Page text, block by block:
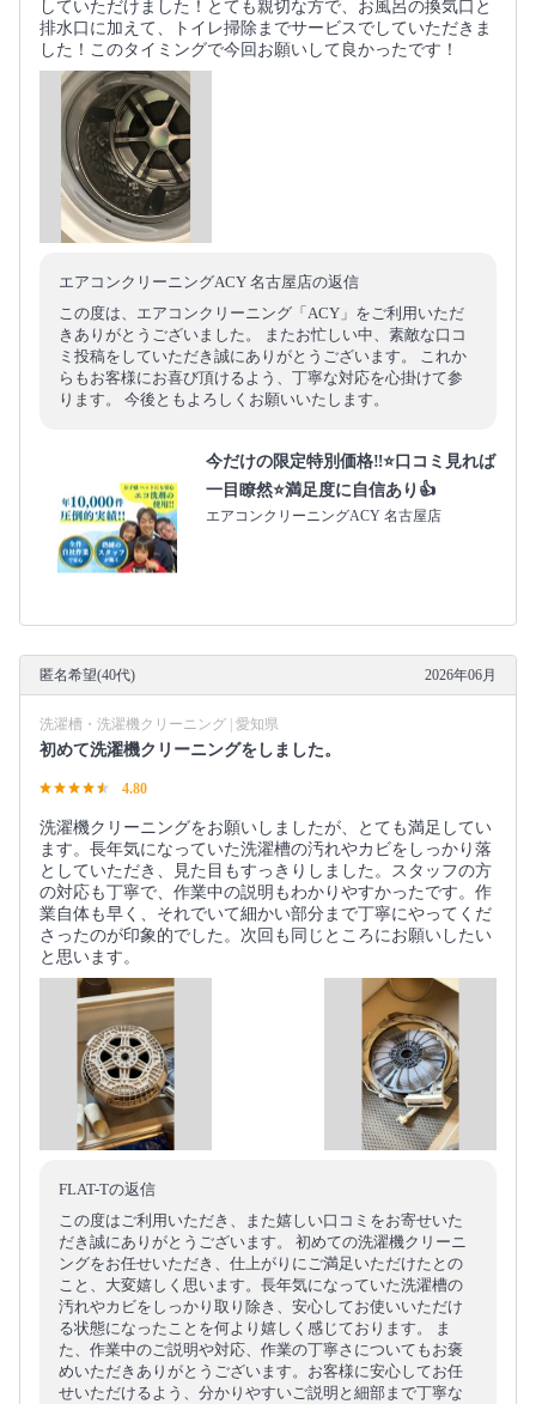
していただけました！とても親切な方で、お風呂の換気口と
排水口に加えて、トイレ掃除までサービスでしていただきま
した！このタイミングで今回お願いして良かったです！
エアコンクリーニングACY 名古屋店の返信
この度は、エアコンクリーニング「ACY」をご利用いただ
きありがとうございました。 またお忙しい中、素敵な口コ
ミ投稿をしていただき誠にありがとうございます。 これか
らもお客様にお喜び頂けるよう、丁寧な対応を心掛けて参
ります。 今後ともよろしくお願いいたします。
今だけの限定特別価格‼️⭐口コミ見れば
一目瞭然⭐満足度に自信あり👍
エアコンクリーニングACY 名古屋店
匿名希望(40代) 2026年06月
洗濯槽・洗濯機クリーニング | 愛知県
初めて洗濯機クリーニングをしました。
4.80
洗濯機クリーニングをお願いしましたが、とても満足してい
ます。長年気になっていた洗濯槽の汚れやカビをしっかり落
としていただき、見た目もすっきりしました。スタッフの方
の対応も丁寧で、作業中の説明もわかりやすかったです。作
業自体も早く、それでいて細かい部分まで丁寧にやってくだ
さったのが印象的でした。次回も同じところにお願いしたい
と思います。
FLAT-Tの返信
この度はご利用いただき、また嬉しい口コミをお寄せいた
だき誠にありがとうございます。 初めての洗濯機クリーニ
ングをお任せいただき、仕上がりにご満足いただけたとの
こと、大変嬉しく思います。長年気になっていた洗濯槽の
汚れやカビをしっかり取り除き、安心してお使いいただけ
る状態になったことを何より嬉しく感じております。 ま
た、作業中のご説明や対応、作業の丁寧さについてもお褒
めいただきありがとうございます。お客様に安心してお任
せいただけるよう、分かりやすいご説明と細部まで丁寧な